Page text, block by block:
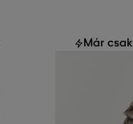
Már csak